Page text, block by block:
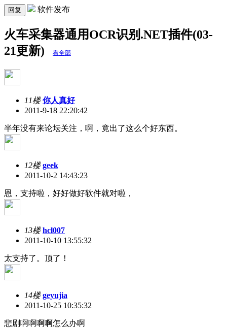
回复 软件发布
火车采集器通用OCR识别.NET插件(03-
21更新)
看全部
11楼 你人真好
2011-9-18 22:20:42
半年没有来论坛关注，啊，竟出了这么个好东西。
12楼 geek
2011-10-2 14:43:23
恩，支持啦，好好做好软件就对啦，
13楼 hcl007
2011-10-10 13:55:32
太支持了。顶了！
14楼 geyujia
2011-10-25 10:35:32
悲剧啊啊啊啊怎么办啊